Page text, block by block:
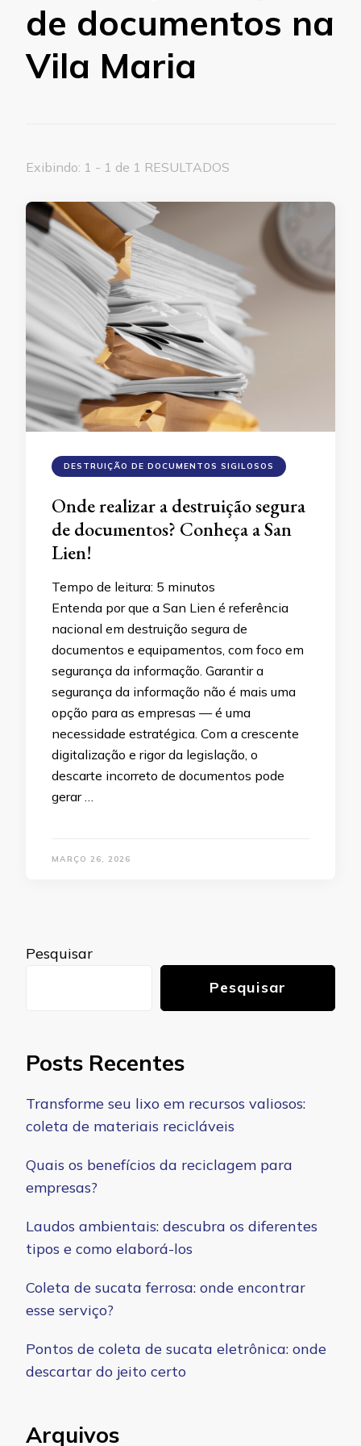
de documentos na
Vila Maria
Exibindo: 1 - 1 de 1 RESULTADOS
DESTRUIÇÃO DE DOCUMENTOS SIGILOSOS
Onde realizar a destruição segura
de documentos? Conheça a San
Lien!
Tempo de leitura: 5 minutos
Entenda por que a San Lien é referência
nacional em destruição segura de
documentos e equipamentos, com foco em
segurança da informação. Garantir a
segurança da informação não é mais uma
opção para as empresas — é uma
necessidade estratégica. Com a crescente
digitalização e rigor da legislação, o
descarte incorreto de documentos pode
gerar …
MARÇO 26, 2026
Pesquisar
Pesquisar
Posts Recentes
Transforme seu lixo em recursos valiosos:
coleta de materiais recicláveis
Quais os benefícios da reciclagem para
empresas?
Laudos ambientais: descubra os diferentes
tipos e como elaborá-los
Coleta de sucata ferrosa: onde encontrar
esse serviço?
Pontos de coleta de sucata eletrônica: onde
descartar do jeito certo
Arquivos